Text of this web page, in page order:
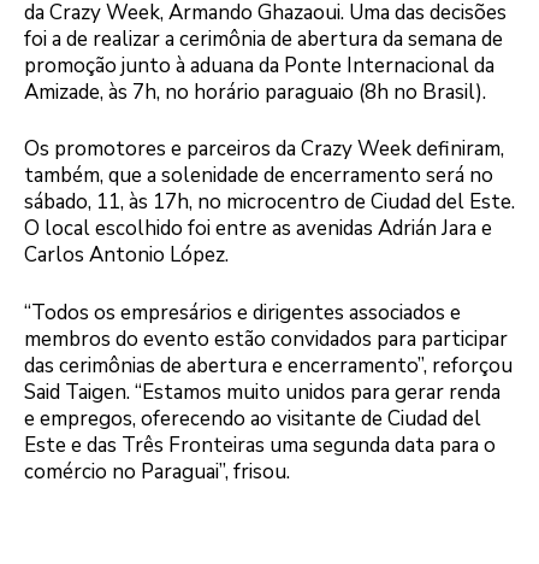
da Crazy Week, Armando Ghazaoui. Uma das decisões
foi a de realizar a cerimônia de abertura da semana de
promoção junto à aduana da Ponte Internacional da
Amizade, às 7h, no horário paraguaio (8h no Brasil).
Os promotores e parceiros da Crazy Week definiram,
também, que a solenidade de encerramento será no
sábado, 11, às 17h, no microcentro de Ciudad del Este.
O local escolhido foi entre as avenidas Adrián Jara e
Carlos Antonio López.
“Todos os empresários e dirigentes associados e
membros do evento estão convidados para participar
das cerimônias de abertura e encerramento”, reforçou
Said Taigen. “Estamos muito unidos para gerar renda
e empregos, oferecendo ao visitante de Ciudad del
Este e das Três Fronteiras uma segunda data para o
comércio no Paraguai”, frisou.